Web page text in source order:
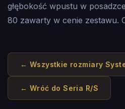
głębokość wpustu w
80 zawarty w cenie zestawu.
← Wszystkie rozmiary
← Wróć doSeria R/S